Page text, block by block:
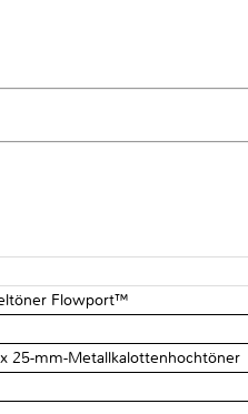
Flowport™
25-mm-Metallkalottenhochtöner